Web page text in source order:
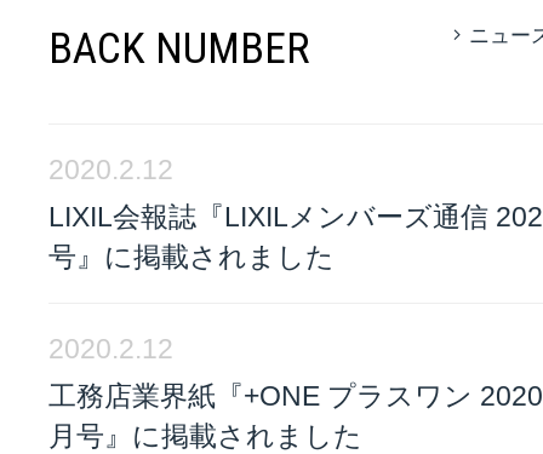
BACK NUMBER ニュー
2020.2.12
LIXIL会報誌『LIXILメンバーズ通信
号』に掲載されました
2020.2.12
工務店業界紙『+ONE プラスワン
月号』に掲載されました